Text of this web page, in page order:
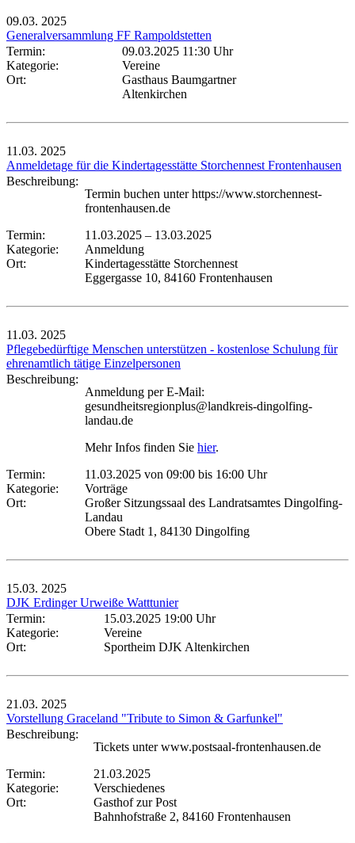
09.03. 2025
Generalversammlung FF Rampoldstetten
Termin:
09.03.2025 11:30 Uhr
Kategorie:
Vereine
Ort:
Gasthaus Baumgartner
Altenkirchen
11.03. 2025
Anmeldetage für die Kindertagesstätte Storchennest Frontenhausen
Beschreibung:
Termin buchen unter https://www.storchennest-
frontenhausen.de
Termin:
11.03.2025 – 13.03.2025
Kategorie:
Anmeldung
Ort:
Kindertagesstätte Storchennest
Eggergasse 10, 84160 Frontenhausen
11.03. 2025
Pflegebedürftige Menschen unterstützen - kostenlose Schulung für
ehrenamtlich tätige Einzelpersonen
Beschreibung:
Anmeldung per E-Mail:
gesundheitsregionplus@landkreis-dingolfing-
landau.de
Mehr Infos finden Sie hier.
Termin:
11.03.2025 von 09:00 bis 16:00 Uhr
Kategorie:
Vorträge
Ort:
Großer Sitzungssaal des Landratsamtes Dingolfing-
Landau
Obere Stadt 1, 84130 Dingolfing
15.03. 2025
DJK Erdinger Urweiße Watttunier
Termin:
15.03.2025 19:00 Uhr
Kategorie:
Vereine
Ort:
Sportheim DJK Altenkirchen
21.03. 2025
Vorstellung Graceland "Tribute to Simon & Garfunkel"
Beschreibung:
Tickets unter www.postsaal-frontenhausen.de
Termin:
21.03.2025
Kategorie:
Verschiedenes
Ort:
Gasthof zur Post
Bahnhofstraße 2, 84160 Frontenhausen